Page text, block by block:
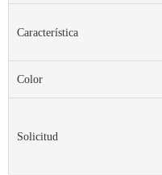
Característica
Color
Solicitud